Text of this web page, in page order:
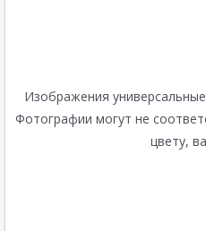
Изображения
Фотографии могут не
цвету,